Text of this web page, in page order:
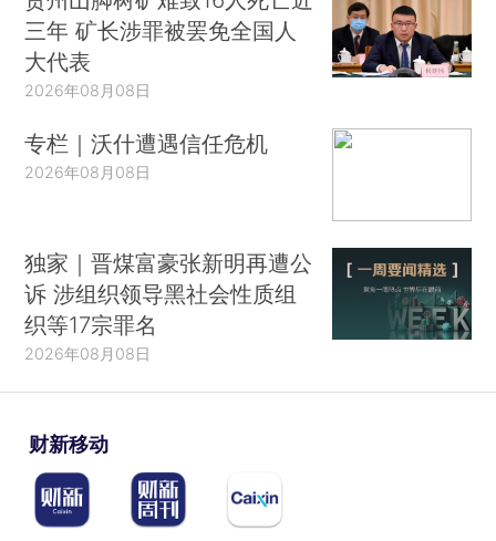
三年 矿长涉罪被罢免全国人
大代表
2026年08月08日
专栏｜沃什遭遇信任危机
2026年08月08日
独家｜晋煤富豪张新明再遭公
诉 涉组织领导黑社会性质组
织等17宗罪名
2026年08月08日
财新移动